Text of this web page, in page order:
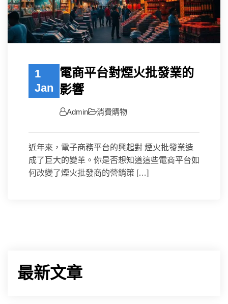
1
Jan
電商平台對煙火批發業的
影響
Admin 消費購物
近年來，電子商務平台的興起對 煙火批發業造
成了巨大的變革。你是否想知道這些電商平台如
何改變了煙火批發商的營銷策 […]
最新文章